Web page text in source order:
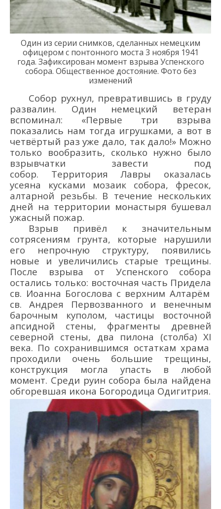
Один из серии снимков, сделанных немецким
офицером с понтонного моста 3 ноября 1941
года. Зафиксирован момент взрыва Успенского
собора. Общественное достояние. Фото без
изменений
Собор рухнул, превратившись в груду
развалин. Один немецкий ветеран
вспоминал: «Первые три взрыва
показались нам тогда игрушками, а вот в
четвёртый раз уже дало, так дало!» Можно
только вообразить, сколько нужно было
взрывчатки завести под
собор. Территория Лавры оказалась
усеяна кусками мозаик собора, фресок,
алтарной резьбы. В течение нескольких
дней на территории монастыря бушевал
ужасный пожар.
Взрыв привёл к значительным
сотрясениям грунта, которые нарушили
его непрочную структуру, появились
новые и увеличились старые трещины.
После взрыва от Успенского собора
остались только: восточная часть Придела
св. Иоанна Богослова с верхним Алтарём
св. Андрея Первозванного и венечным
барочным куполом, частицы восточной
апсидной стены, фрагменты древней
северной стены, два пилона (столба)XI
века. По сохранившимся остаткам храма
проходили очень большие трещины,
конструкция могла упасть в любой
момент. Среди руин собора была найдена
обгоревшая икона Богородица Одигитрия.